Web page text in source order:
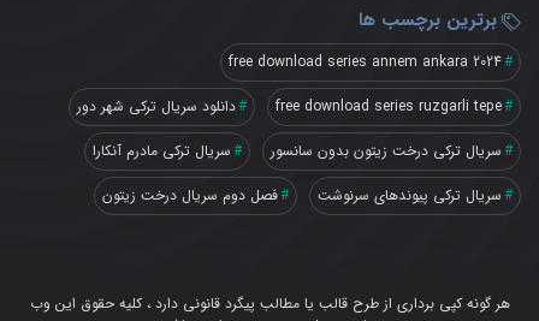
برترین برچسب ها
free download series annem ankara 2024
free download series ruzgarli tepe
دانلود سریال ترکی شهر دور
سریال ترکی درخت زیتون بدون سانسور
سریال ترکی مادرم آنکارا
سریال ترکی پیوندهای سرنوشت
فصل دوم سریال درخت زیتون
هر گونه کپی برداری از طرح قالب یا مطالب پیگرد قانونی دارد ، کلیه حقوق این وب